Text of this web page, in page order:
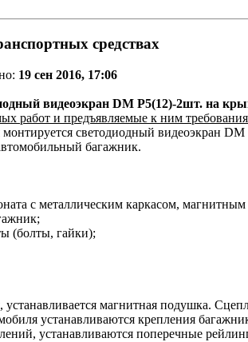
средствах
19 сен 2016, 17:06
видеоэкран DM P5(12)-2шт. на
работ и предъявляемые к ним
светодиодный видеоэкран
багажник.
с металлическим каркасом,
(болты, гайки);
магнитная подушка.
устанавливаются крепления
устанавливаются поперечные